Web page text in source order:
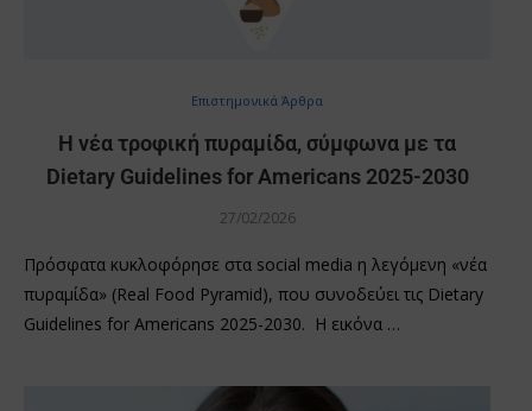
Επιστημονικά Άρθρα
Η νέα τροφική πυραμίδα, σύμφωνα με τα
Dietary Guidelines for Americans 2025-2030
27/02/2026
Πρόσφατα κυκλοφόρησε στα social media η λεγόμενη «νέα
πυραμίδα» (Real Food Pyramid), που συνοδεύει τις Dietary
Guidelines for Americans 2025-2030. Η εικόνα …